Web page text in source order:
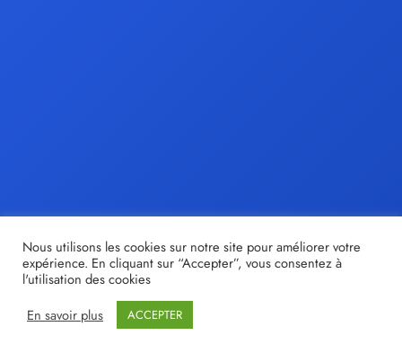
© tristan-moir.fr |Share out
Nous utilisons les cookies sur notre site pour améliorer votre
expérience. En cliquant sur “Accepter”, vous consentez à
l'utilisation des cookies
En savoir plus
ACCEPTER